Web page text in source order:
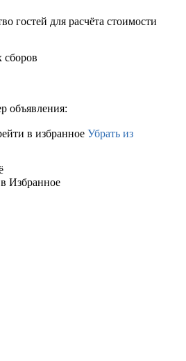
гостей для расчёта стоимости
сборов
объявления:
в избранное Убрать из
Избранное